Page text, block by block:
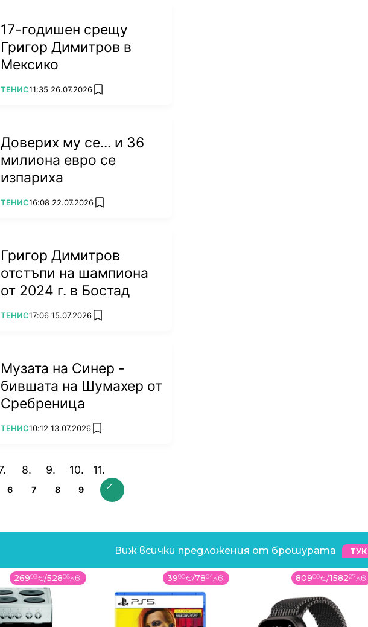
17-годишен срещу
Григор Димитров в
Мексико
ПОВЕЧЕ ОТ
ТЕНИС11:35 26.07.2026 add favorites
Доверих му се... и 36
милиона евро се
изпариха
ПОВЕЧЕ ОТ
ТЕНИС16:08 22.07.2026 add favorites
Григор Димитров
отстъпи на шампиона
от 2024 г. в Бостад
ПОВЕЧЕ ОТ
ТЕНИС17:06 15.07.2026 add favorites
Музата на Синер -
бившата на Шумахер от
Сребреница
ПОВЕЧЕ ОТ
ТЕНИС10:12 13.07.2026 add favorites
6 7 8 9
Виж всички предложения от брошурата ТУК
26999€/52806лв. 3990€/7804лв. 80900€/158227лв.